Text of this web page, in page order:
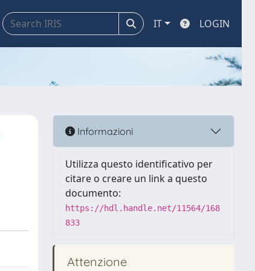
IT LOGIN
Informazioni
Utilizza questo identificativo per
citare o creare un link a questo
documento:
https://hdl.handle.net/11564/168
833
Attenzione